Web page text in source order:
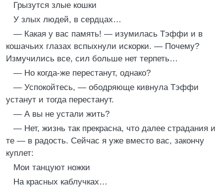
Грызутся злые кошки
У злых людей, в сердцах…
— Какая у вас память! — изумилась Тэффи и в
кошачьих глазах вспыхнули искорки. — Почему?
Измучились все, сил больше нет терпеть…
— Но когда-же перестанут, однако?
— Успокойтесь, — ободряюще кивнула Тэффи
устанут и тогда перестанут.
— А вы не устали жить?
— Нет, жизнь так прекрасна, что далее страдания и
те — в радость. Сейчас я уже вместо вас, закончу
куплет:
Мои танцуют ножки
На красных каблучках…